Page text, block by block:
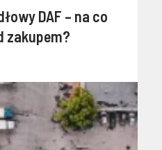
DAF – na co
zakupem?